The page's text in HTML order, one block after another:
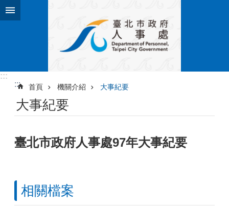
跳到主要內容區塊
:::
:::
首頁 機關介紹 大事紀要
大事紀要
臺北市政府人事處97年大事紀要
相關檔案